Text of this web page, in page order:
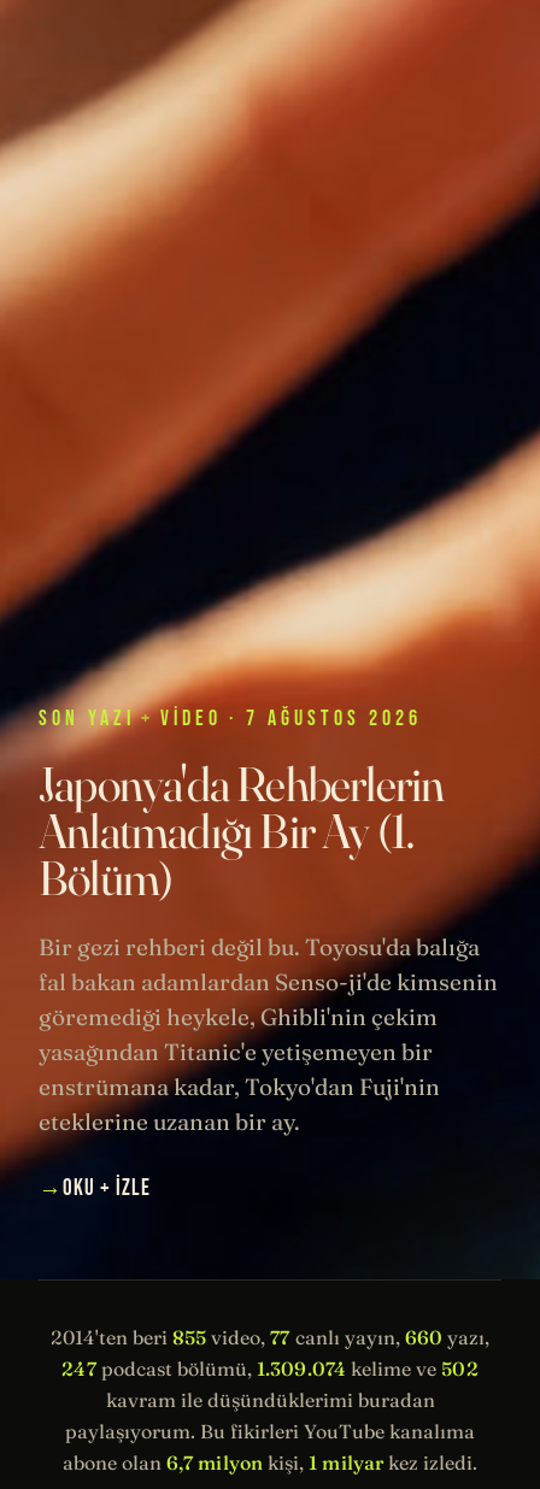
SON YAZI + VIDEO · 7 AĞUSTOS 2026
Japonya'da Rehberlerin
Anlatmadığı Bir Ay (1.
Bölüm)
Bir gezi rehberi değil bu. Toyosu'da balığa
fal bakan adamlardan Senso-ji'de kimsenin
göremediği heykele, Ghibli'nin çekim
yasağından Titanic'e yetişemeyen bir
enstrümana kadar, Tokyo'dan Fuji'nin
eteklerine uzanan bir ay.
→ OKU + İZLE
2014'ten beri 855 video,77canlı yayın, 660 yazı,
247podcast bölümü, 1.309.074 kelime ve 502
kavram ile düşündüklerimi buradan
paylaşıyorum. Bu fikirleri YouTube kanalıma
abone olan 6,7 milyon kişi, 1 milyarkez izledi.